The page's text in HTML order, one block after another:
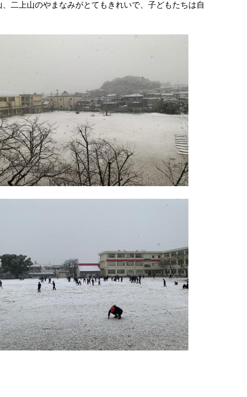
二上山のやまなみがとてもきれいで、子どもたちは自